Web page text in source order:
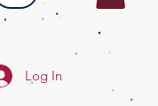
Log In